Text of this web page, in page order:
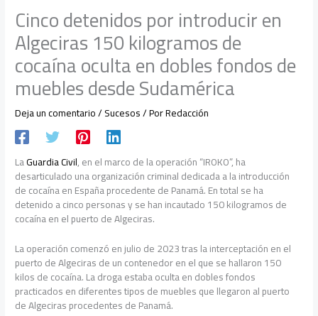
Cinco detenidos por introducir en
Algeciras 150 kilogramos de
cocaína oculta en dobles fondos de
muebles desde Sudamérica
Deja un comentario/Sucesos/ PorRedacción
LaGuardia Civil, en el marco de la operación “IROKO”, ha
desarticulado una organización criminal dedicada a la introducción
de cocaína en España procedente de Panamá. En total se ha
detenido a cinco personas y se han incautado 150 kilogramos de
cocaína en el puerto de Algeciras.
La operación comenzó en julio de 2023 tras la interceptación en el
puerto de Algeciras de un contenedor en el que se hallaron 150
kilos de cocaína. La droga estaba oculta en dobles fondos
practicados en diferentes tipos de muebles que llegaron al puerto
de Algeciras procedentes de Panamá.